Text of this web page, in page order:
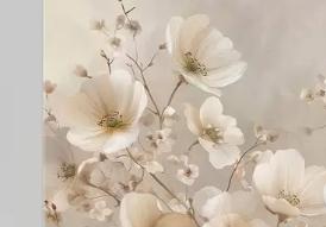
Стійкість до вицвітання
Безпечне чорнило без запаху
✗ Поверхня з текстурою полотна
✗ Екологічний матеріал
Преміум
Від 363.00грн